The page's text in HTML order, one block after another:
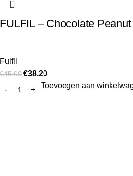
FULFIL – Chocolate
Fulfil
€45.00 €38.20
Toevoegen aan